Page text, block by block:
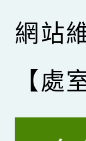
網站
【處